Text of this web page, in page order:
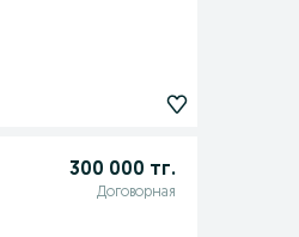
300 000 тг.
Договорная